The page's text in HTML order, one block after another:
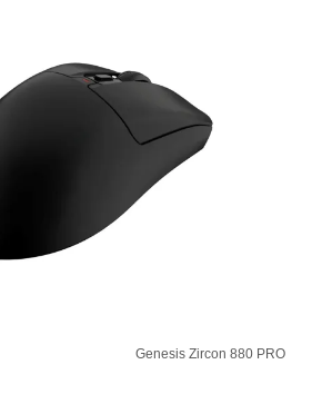
Genesis Zircon 880 PRO